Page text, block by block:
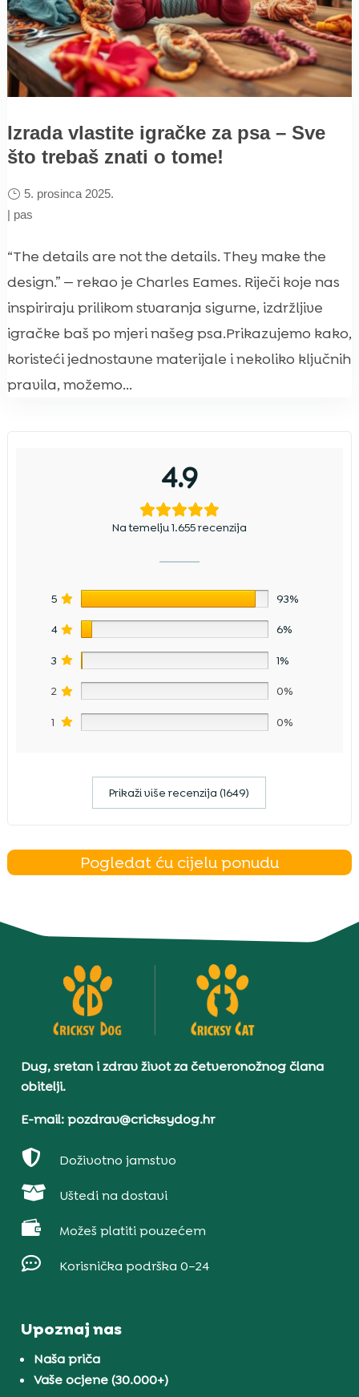
Izrada vlastite igračke za psa – Sve
što trebaš znati o tome!
5. prosinca 2025.
| pas
“The details are not the details. They make the
design.” — rekao je Charles Eames. Riječi koje nas
inspiriraju prilikom stvaranja sigurne, izdržljive
igračke baš po mjeri našeg psa.Prikazujemo kako,
koristeći jednostavne materijale i nekoliko ključnih
pravila, možemo...
4.9
Na temelju 1.655 recenzija
5 93%
4 6%
3 1%
2 0%
1 0%
Prikaži više recenzija (1649)
Pogledat ću cijelu ponudu
Dug, sretan i zdrav život za četveronožnog člana
obitelji.
E-mail: pozdrav@cricksydog.hr
 Doživotno jamstvo
 Uštedi na dostavi
 Možeš platiti pouzećem
 Korisnička podrška 0–24
Upoznaj nas
Naša priča
Vaše ocjene (30.000+)